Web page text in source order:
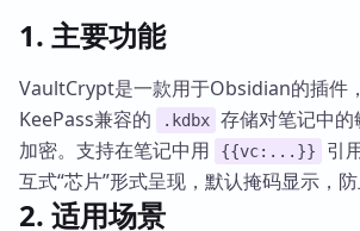
1. 主要功能
VaultCrypt是一款用于Obsidian的插件
KeePass兼容的
.kdbx 存储对笔记中
加密。支持在笔记中用
{{vc:...}}
引
互式“芯片”形式呈现，默认掩码显示，防
2. 适用场景